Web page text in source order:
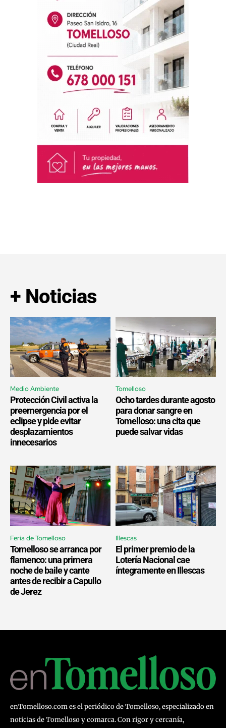
+ Noticias
Medio Ambiente
Protección Civil activa la
preemergencia por el
eclipse y pide evitar
desplazamientos
innecesarios
Tomelloso
Ocho tardes durante agosto
para donar sangre en
Tomelloso: una cita que
puede salvar vidas
Feria de Tomelloso
Tomelloso se arranca por
flamenco: una primera
noche de baile y cante
antes de recibir a Capullo
de Jerez
Illescas
El primer premio de la
Lotería Nacional cae
íntegramente en Illescas
enTomelloso.com es el periódico de Tomelloso, especializado en
noticias de Tomelloso y comarca. Con rigor y cercanía,